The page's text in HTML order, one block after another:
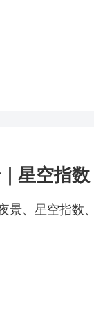
星空指
景、星空指数